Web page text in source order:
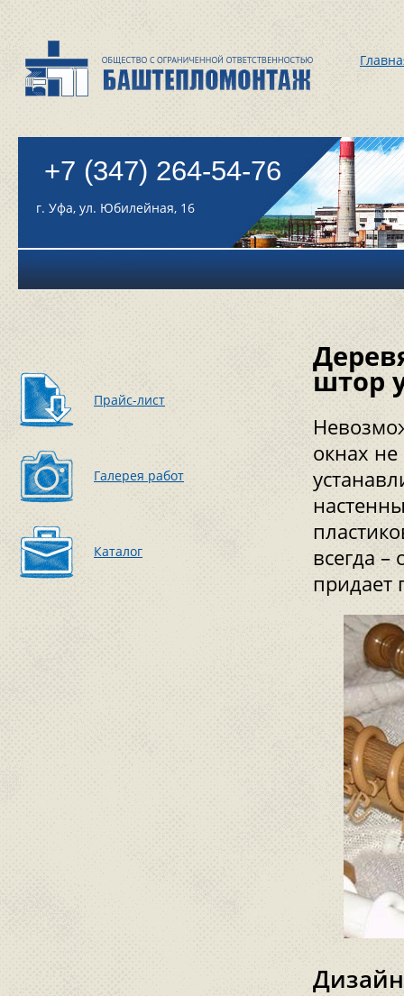
+7 (347) 264-54-76
г. Уфа, ул. Юбилейная, 16
Прайс-лист
Галерея работ
Каталог
штор
окнах
всегда